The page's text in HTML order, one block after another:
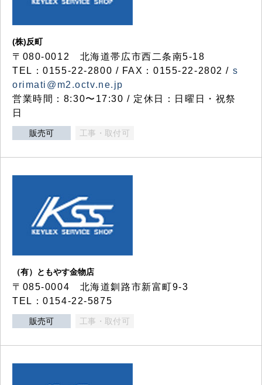
(株)反町
〒080-0012 北海道帯広市西二条南5-18
TEL：0155-22-2800 / FAX：0155-22-2802 / s
orimati@m2.octv.ne.jp
営業時間：8:30〜17:30 / 定休日：日曜日・祝祭
日
販売可 工事・取付可
（有）ともやす金物店
〒085-0004 北海道釧路市新富町9-3
TEL：0154-22-5875
販売可 工事・取付可